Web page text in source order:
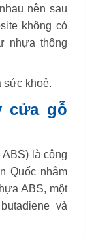
nên sau
không có
nhựa thông
sức khoẻ.
cửa gỗ
ABS) là công
Quốc nhằm
ABS, một
và